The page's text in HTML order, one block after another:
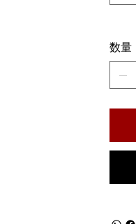
入
ま
す。
数量